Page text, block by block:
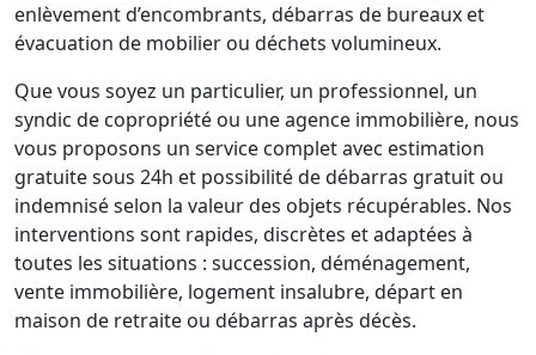
enlèvement d’encombrants, débarras de bureaux et
évacuation de mobilier ou déchets volumineux.
Que vous soyez un particulier, un professionnel, un
syndic de copropriété ou une agence immobilière, nous
vous proposons un service complet avec estimation
gratuite sous 24h et possibilité de débarras gratuit ou
indemnisé selon la valeur des objets récupérables. Nos
interventions sont rapides, discrètes et adaptées à
toutes les situations : succession, déménagement,
vente immobilière, logement insalubre, départ en
maison de retraite ou débarras après décès.